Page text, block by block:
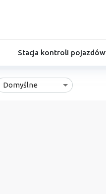
Stacja kontroli pojazdów
Domyślne